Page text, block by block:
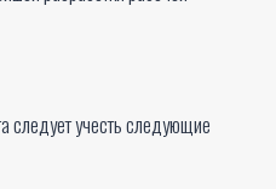
следует учесть следующие